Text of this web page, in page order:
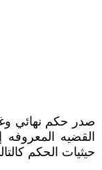
صدر حكم نهائي
القضيه
حيثيات الحكم